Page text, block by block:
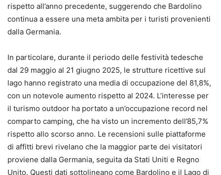
rispetto all’anno precedente, suggerendo che Bardolino
continua a essere una meta ambita per i turisti provenienti
dalla Germania.
In particolare, durante il periodo delle festività tedesche
dal 29 maggio al 21 giugno 2025, le strutture ricettive sul
lago hanno registrato una media di occupazione del 81,8%,
con un notevole aumento rispetto al 2024. L’interesse per
il turismo outdoor ha portato a un’occupazione record nel
comparto camping, che ha visto un incremento dell’85,7%
rispetto allo scorso anno. Le recensioni sulle piattaforme
di affitti brevi rivelano che la maggior parte dei visitatori
proviene dalla Germania, seguita da Stati Uniti e Regno
Unito. Questi dati sottolineano come Bardolino e il Lago di